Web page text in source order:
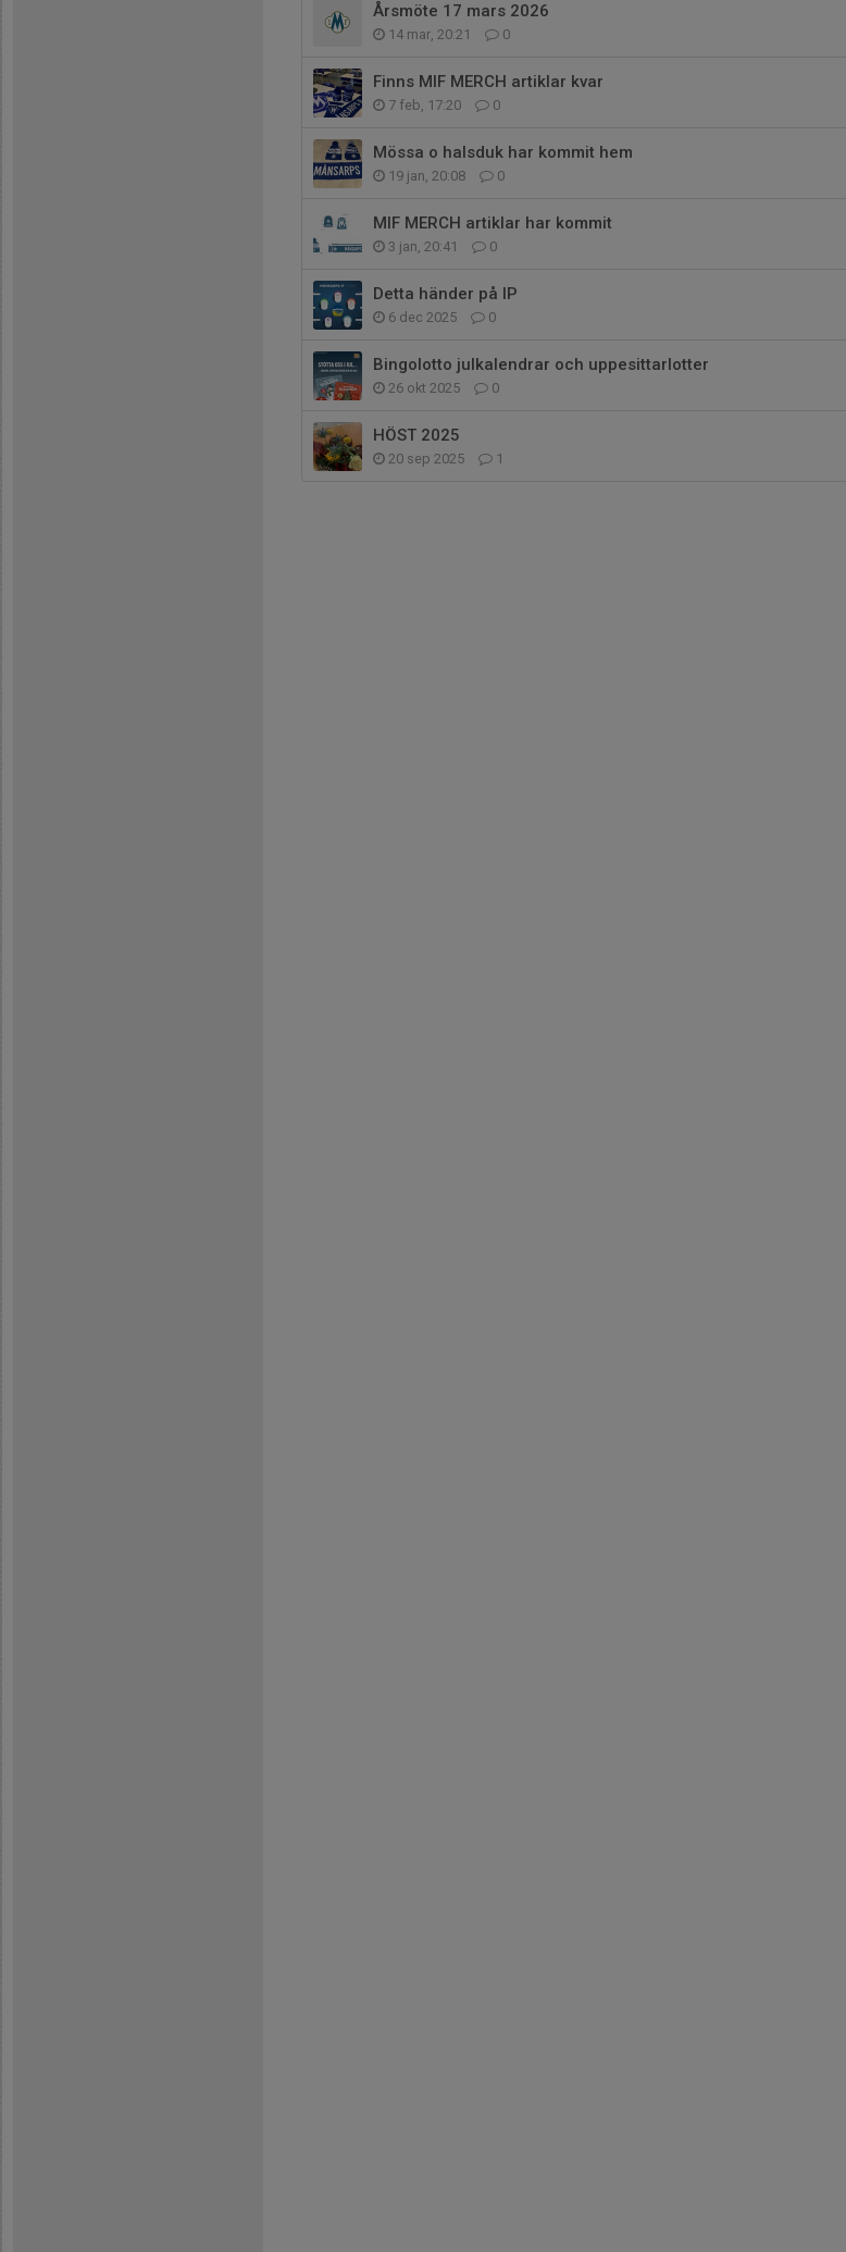
Årsmöte 17 mars 2026
14 mar, 20:21 0
Finns MIF MERCH artiklar kvar
7 feb, 17:20 0
Mössa o halsduk har kommit hem
19 jan, 20:08 0
MIF MERCH artiklar har kommit
3 jan, 20:41 0
Detta händer på IP
6 dec 2025 0
Bingolotto julkalendrar och uppesittarlotter
26 okt 2025 0
HÖST 2025
20 sep 2025 1